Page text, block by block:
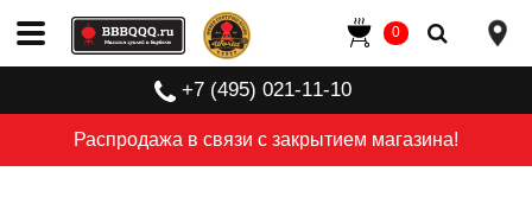
Распродажа в связи с закрытием магазина!
+7 (495) 021-11-10
0